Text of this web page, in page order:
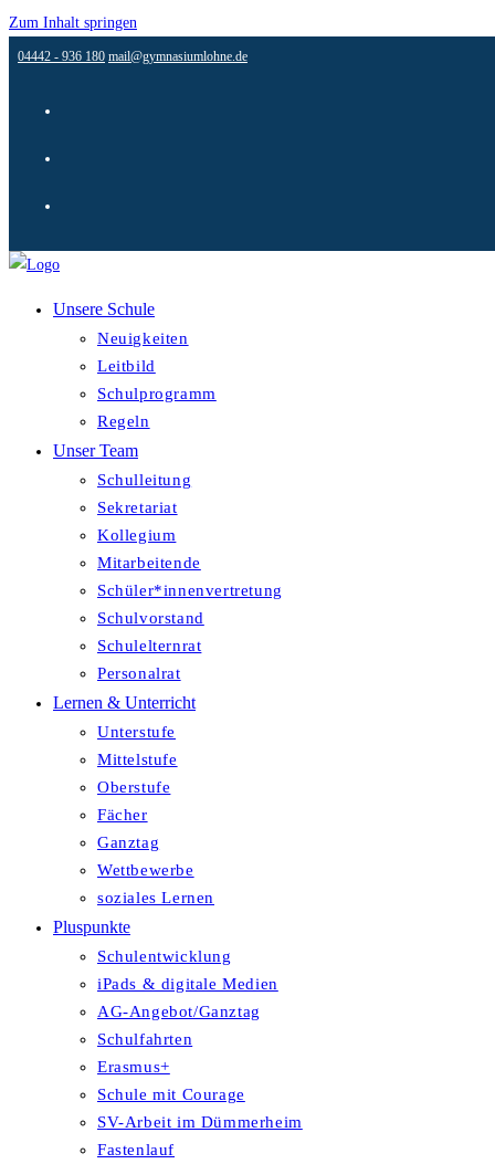
Zum Inhalt springen
04442 - 936 180 mail@gymnasiumlohne.de
Unsere Schule
Neuigkeiten
Leitbild
Schulprogramm
Regeln
Unser Team
Schulleitung
Sekretariat
Kollegium
Mitarbeitende
Schüler*innenvertretung
Schulvorstand
Schulelternrat
Personalrat
Lernen & Unterricht
Unterstufe
Mittelstufe
Oberstufe
Fächer
Ganztag
Wettbewerbe
soziales Lernen
Pluspunkte
Schulentwicklung
iPads & digitale Medien
AG-Angebot/Ganztag
Schulfahrten
Erasmus+
Schule mit Courage
SV-Arbeit im Dümmerheim
Fastenlauf